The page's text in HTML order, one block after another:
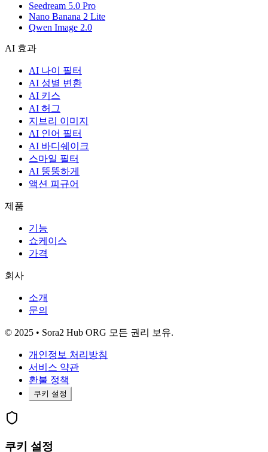
Seedream 5.0 Pro
Nano Banana 2 Lite
Qwen Image 2.0
AI 효과
AI 나이 필터
AI 성별 변환
AI 키스
AI 허그
지브리 이미지
AI 인어 필터
AI 바디쉐이크
스마일 필터
AI 뚱뚱하게
액션 피규어
제품
기능
쇼케이스
가격
회사
소개
문의
© 2025 • Sora2 Hub ORG 모든 권리 보유.
개인정보 처리방침
서비스 약관
환불 정책
쿠키 설정
쿠키 설정